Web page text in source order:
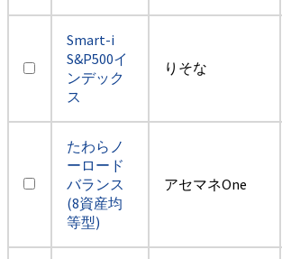
Smart-i
S&P500イ
ンデック
ス
りそな
たわらノ
ーロード
バランス
(8資産均
等型)
アセマネOne